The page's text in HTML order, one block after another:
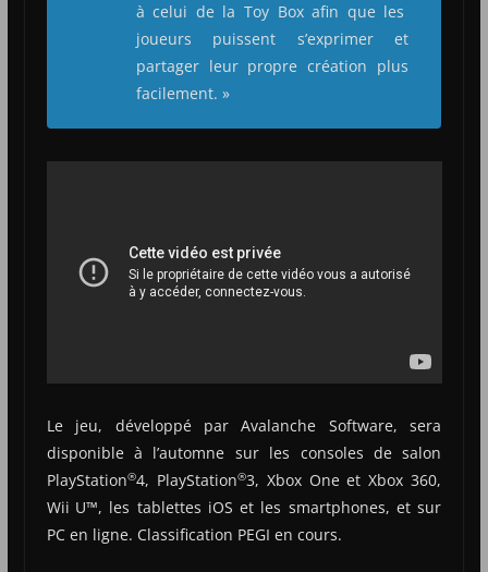
à celui de la Toy Box afin que les
joueurs puissent s’exprimer et
partager leur propre création plus
facilement. »
Le jeu, développé par Avalanche Software, sera
disponible à l’automne sur les consoles de salon
PlayStation®4, PlayStation®3, Xbox One et Xbox 360,
Wii U™, les tablettes iOS et les smartphones, et sur
PC en ligne. Classification PEGI en cours.